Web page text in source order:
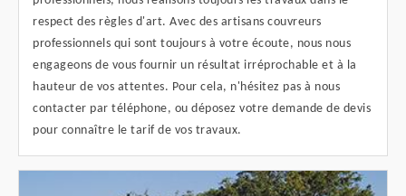
respect des règles d'art. Avec des artisans couvreurs
professionnels qui sont toujours à votre écoute, nous nous
engageons de vous fournir un résultat irréprochable et à la
hauteur de vos attentes. Pour cela, n'hésitez pas à nous
contacter par téléphone, ou déposez votre demande de devis
pour connaître le tarif de vos travaux.